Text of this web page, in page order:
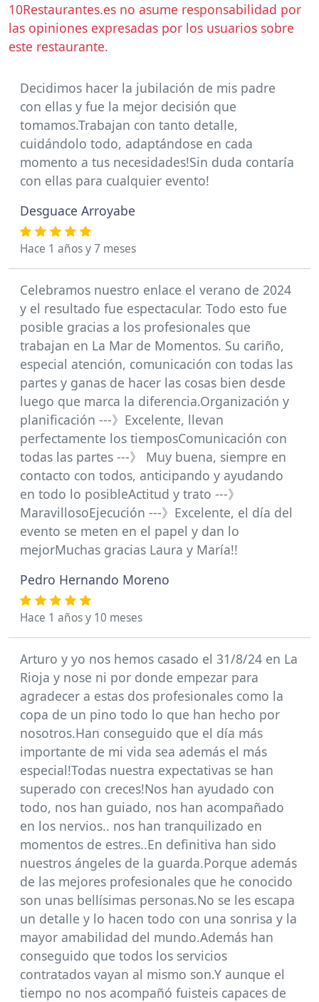
10Restaurantes.es no asume responsabilidad por
las opiniones expresadas por los usuarios sobre
este restaurante.
Decidimos hacer la jubilación de mis padre
con ellas y fue la mejor decisión que
tomamos.Trabajan con tanto detalle,
cuidándolo todo, adaptándose en cada
momento a tus necesidades!Sin duda contaría
con ellas para cualquier evento!
Desguace Arroyabe
Hace 1 años y 7 meses
Celebramos nuestro enlace el verano de 2024
y el resultado fue espectacular. Todo esto fue
posible gracias a los profesionales que
trabajan en La Mar de Momentos. Su cariño,
especial atención, comunicación con todas las
partes y ganas de hacer las cosas bien desde
luego que marca la diferencia.Organización y
planificación ---》Excelente, llevan
perfectamente los tiemposComunicación con
todas las partes ---》 Muy buena, siempre en
contacto con todos, anticipando y ayudando
en todo lo posibleActitud y trato ---》
MaravillosoEjecución ---》Excelente, el día del
evento se meten en el papel y dan lo
mejorMuchas gracias Laura y María!!
Pedro Hernando Moreno
Hace 1 años y 10 meses
Arturo y yo nos hemos casado el 31/8/24 en La
Rioja y nose ni por donde empezar para
agradecer a estas dos profesionales como la
copa de un pino todo lo que han hecho por
nosotros.Han conseguido que el día más
importante de mi vida sea además el más
especial!Todas nuestra expectativas se han
superado con creces!Nos han ayudado con
todo, nos han guiado, nos han acompañado
en los nervios.. nos han tranquilizado en
momentos de estres..En definitiva han sido
nuestros ángeles de la guarda.Porque además
de las mejores profesionales que he conocido
son unas bellísimas personas.No se les escapa
un detalle y lo hacen todo con una sonrisa y la
mayor amabilidad del mundo.Además han
conseguido que todos los servicios
contratados vayan al mismo son.Y aunque el
tiempo no nos acompañó fuisteis capaces de